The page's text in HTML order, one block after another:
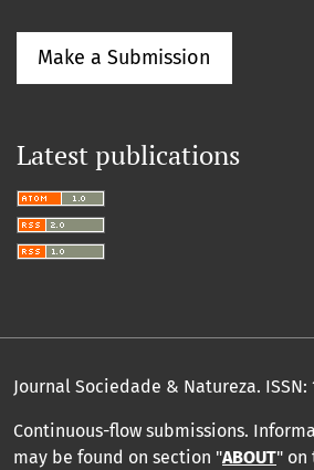
Make a Submission
Latest publications
Journal Sociedade & Natureza. ISSN:
Continuous-flow submissions.
may be found on section "ABOUT" on